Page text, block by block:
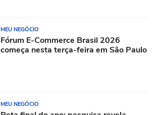
MEU NEGÓCIO
Fórum E-Commerce Brasil 2026
começa nesta terça-feira em São Paulo
MEU NEGÓCIO